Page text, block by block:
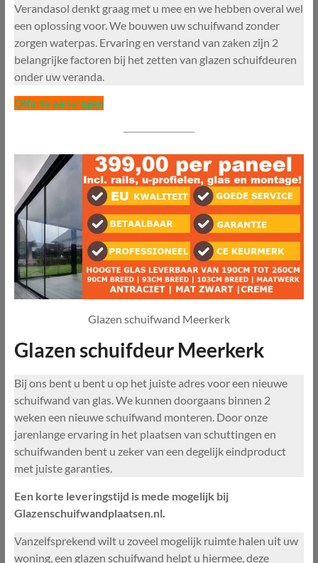
Verandasol denkt graag met u mee en we hebben overal wel
een oplossing voor. We bouwen uw schuifwand zonder
zorgen waterpas. Ervaring en verstand van zaken zijn 2
belangrijke factoren bij het zetten van glazen schuifdeuren
onder uw veranda.
Offerte aanvragen
Glazen schuifwand Meerkerk
Glazen schuifdeur Meerkerk
Bij ons bent u bent u op het juiste adres voor een nieuwe
schuifwand van glas. We kunnen doorgaans binnen 2
weken een nieuwe schuifwand monteren. Door onze
jarenlange ervaring in het plaatsen van schuttingen en
schuifwanden bent u zeker van een degelijk eindproduct
met juiste garanties.
Een korte leveringstijd is mede mogelijk bij
Glazenschuifwandplaatsen.nl.
Vanzelfsprekend wilt u zoveel mogelijk ruimte halen uit uw
woning, een glazen schuifwand helpt u hiermee, deze